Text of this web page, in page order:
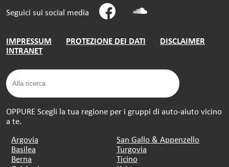
Seguici sui social media
IMPRESSUM PROTEZIONE DEI DATI
DISCLAIMER
INTRANET
OPPURE Scegli la tua regione per i gruppi di auto-aiuto vicino
a te.
Argovia
Basilea
Berna
San Gallo & Appenzello
Turgovia
Ticino